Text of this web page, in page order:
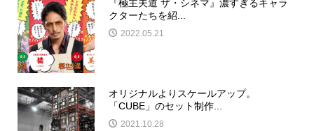
『極主夫道 ザ・シネマ』濃すぎるキャラ
クターたちを紹...
2022.05.21
オリジナルよりスケールアップ。
「CUBE」のセット制作...
2021.10.28